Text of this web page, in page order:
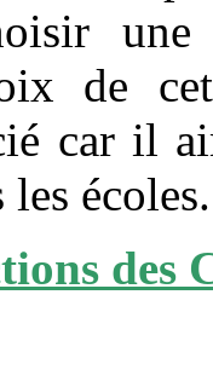
de
car il
les écoles.
des